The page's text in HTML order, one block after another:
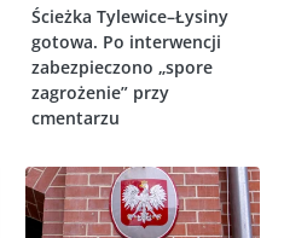
Ścieżka Tylewice–Łysiny
gotowa. Po interwencji
zabezpieczono „spore
zagrożenie” przy
cmentarzu